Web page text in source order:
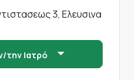
3, Ελευσινα
την Ιατρό